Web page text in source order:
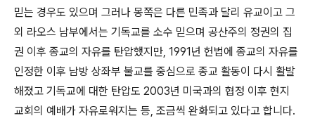
믿는 경우도 있으며 그러나 몽쪽은 다른 민족과 달리 유교이고 그
외 라오스 남부에서는 기독교를 소수 믿으며 공산주의 정권의 집
권 이후 종교의 자유를 탄압했지만, 1991년 헌법에 종교의 자유를
인정한 이후 남방 상좌부 불교를 중심으로 종교 활동이 다시 활발
해졌고 기독교에 대한 탄압도 2003년 미국과의 협정 이후 현지
교회의 예배가 자유로워지는 등, 조금씩 완화되고 있다고 합니다.